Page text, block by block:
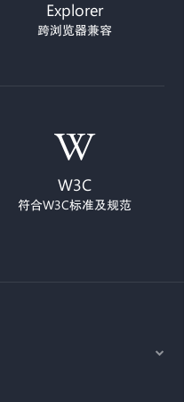
Explorer
跨浏览器兼容
W3C
符合W3C标准及规范